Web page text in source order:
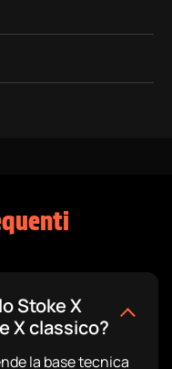
Stoke X
X classico?
la base tecnica